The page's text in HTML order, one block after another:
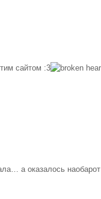
сайтом :3
а оказалось наобарот